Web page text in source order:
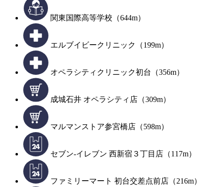
関東国際高等学校（644m）
エルブイビークリニック（199m）
オペラシティクリニック初台（356m）
成城石井 オペラシティ店（309m）
マルマンストア参宮橋店（598m）
セブン-イレブン 西新宿３丁目店（117m）
ファミリーマート 初台交差点前店（216m）